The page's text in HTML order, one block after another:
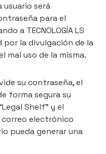
usuario será
para el
a TECNOLOGÍA LS
por la divulgación de la
mal uso de la misma.
su contraseña, el
forma segura su
Shelf” y el
correo electrónico
pueda generar una